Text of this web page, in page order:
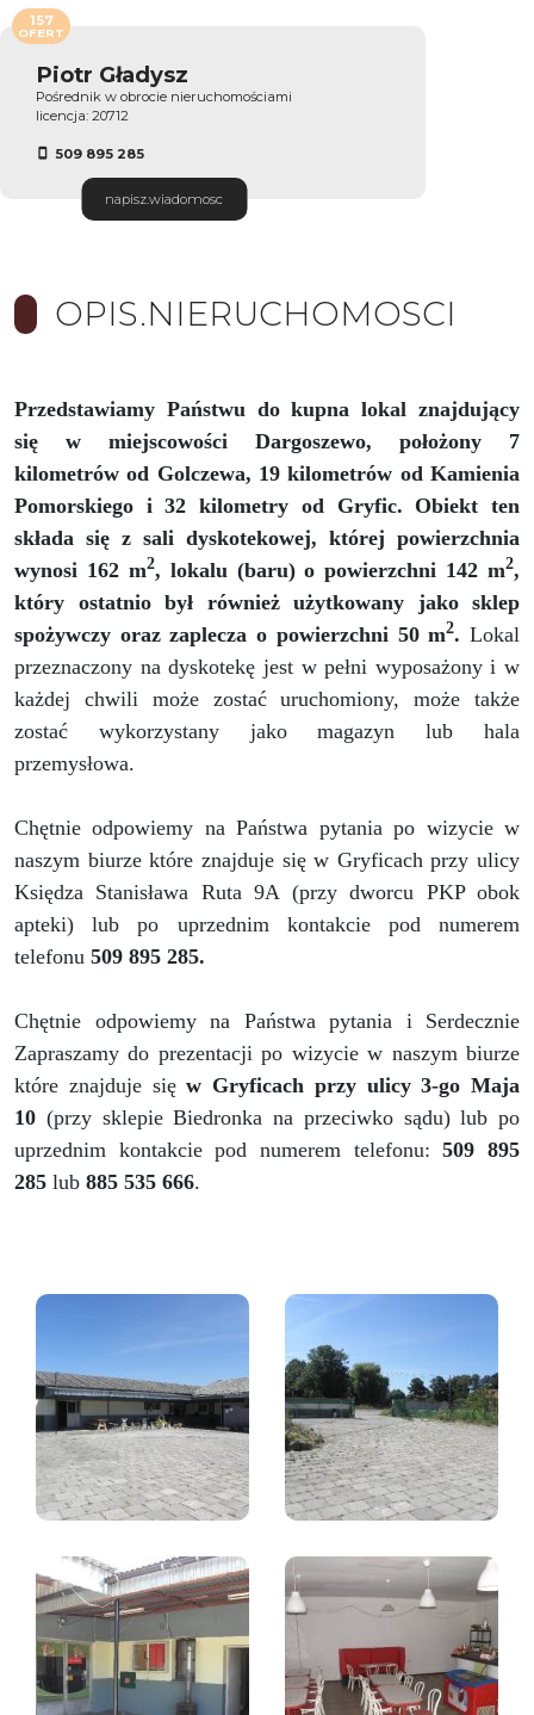
Piotr Gładysz
Pośrednik w obrocie nieruchomościami
licencja: 20712
509 895 285
napisz.wiadomosc
157
OFERT
OPIS.NIERUCHOMOSCI
Przedstawiamy Państwu do kupna lokal znajdujący
się w miejscowości Dargoszewo, położony 7
kilometrów od Golczewa, 19 kilometrów od Kamienia
Pomorskiego i 32 kilometry od Gryfic. Obiekt ten
składa się z sali dyskotekowej, której powierzchnia
wynosi 162 m2, lokalu (baru) o powierzchni 142 m2,
który ostatnio był również użytkowany jako sklep
spożywczy oraz zaplecza o powierzchni 50 m2. Lokal
przeznaczony na dyskotekę jest w pełni wyposażony i w
każdej chwili może zostać uruchomiony, może także
zostać wykorzystany jako magazyn lub hala
przemysłowa.
Chętnie odpowiemy na Państwa pytania po wizycie w
naszym biurze które znajduje się w Gryficach przy ulicy
Księdza Stanisława Ruta 9A (przy dworcu PKP obok
apteki) lub po uprzednim kontakcie pod numerem
telefonu 509 895 285.
Chętnie odpowiemy na Państwa pytania i Serdecznie
Zapraszamy do prezentacji po wizycie w naszym biurze
które znajduje sięw Gryficach przy ulicy 3-go Maja
10 (przy sklepie Biedronka na przeciwko sądu) lub po
uprzednim kontakcie pod numerem telefonu:509 895
285 lub 885 535 666.